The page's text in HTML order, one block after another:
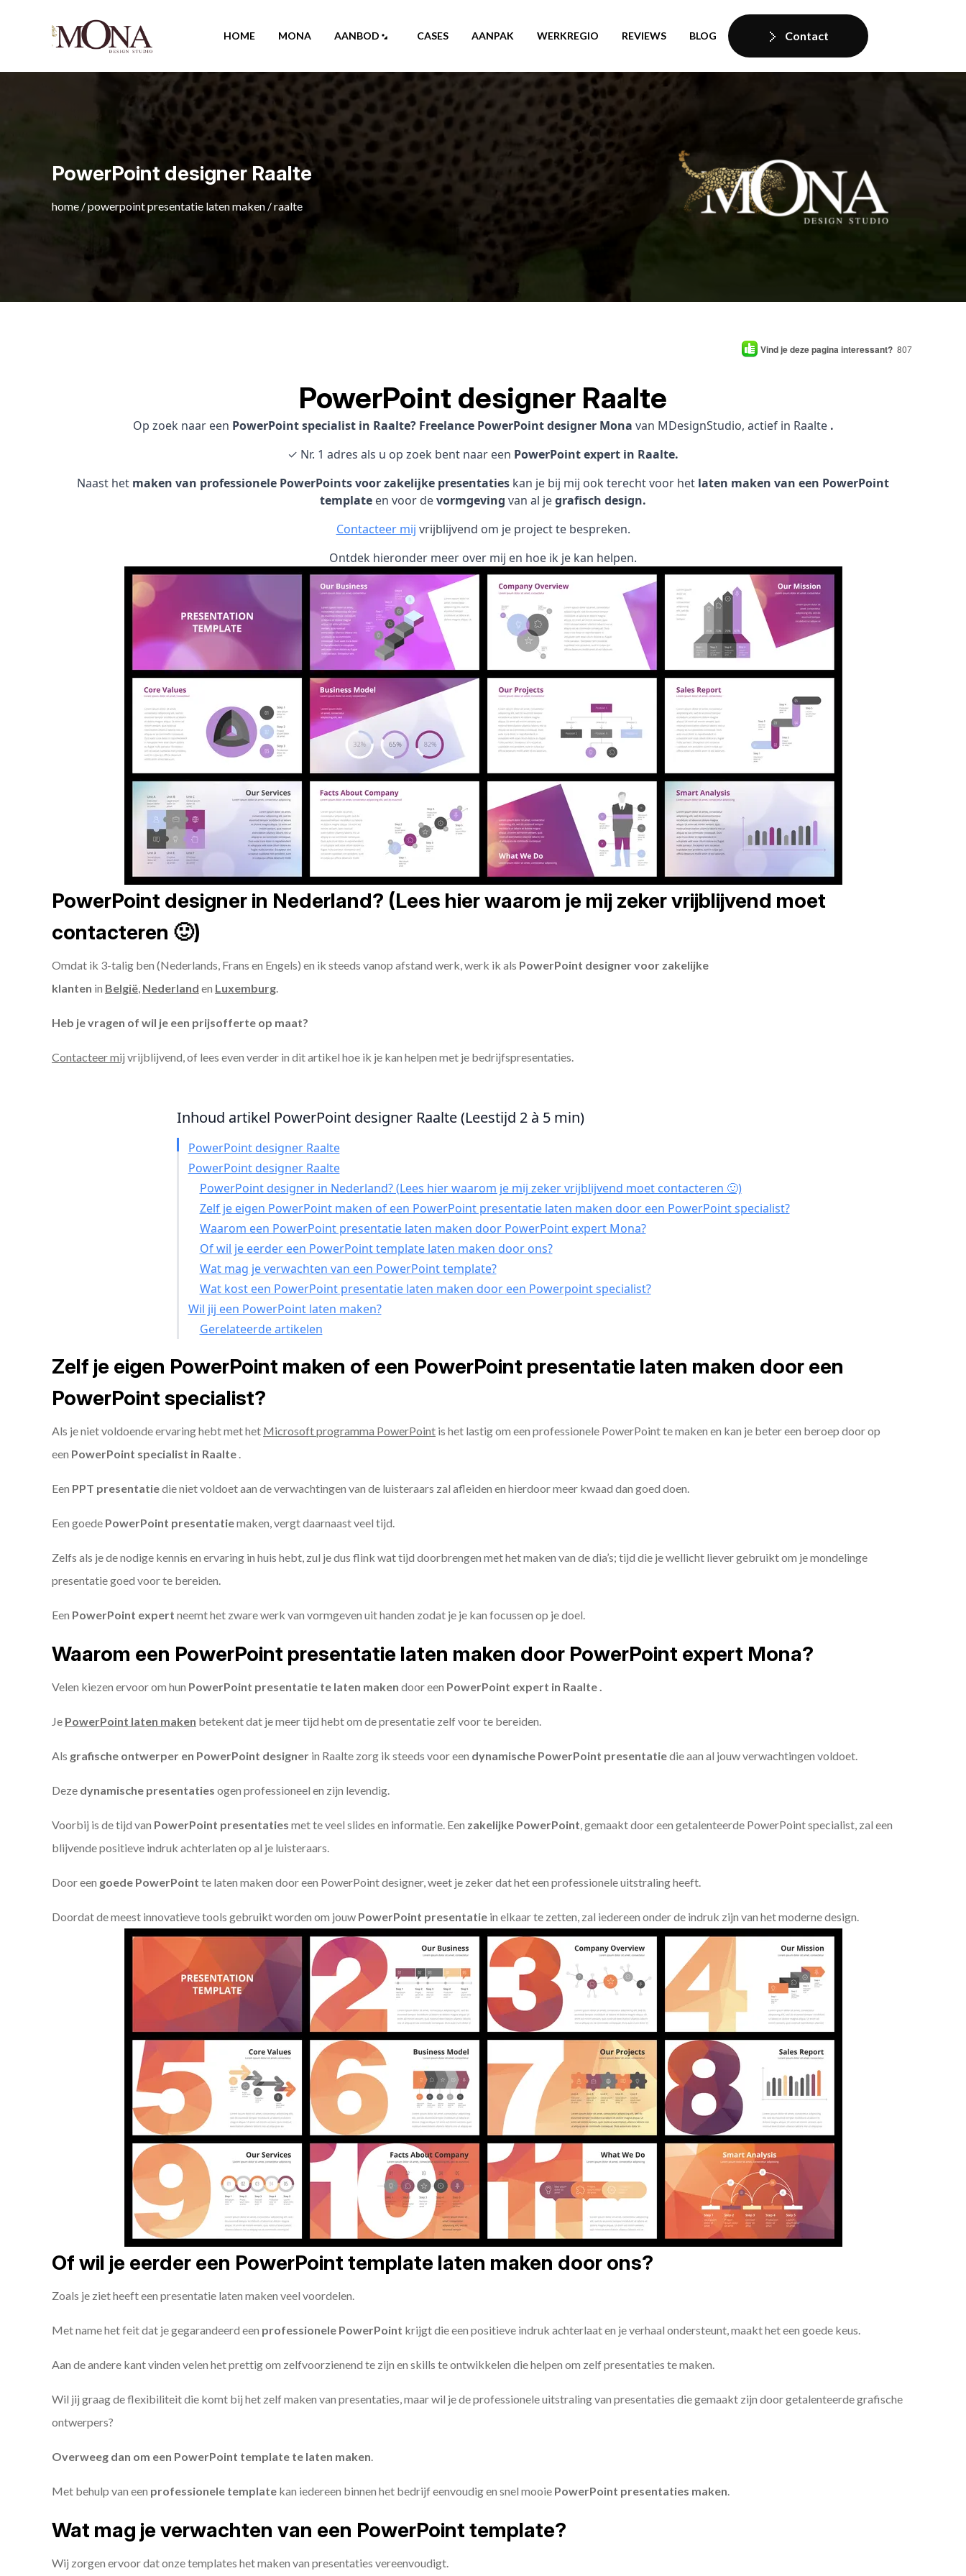
HOME MONA AANBOD CASES AANPAK WERKREGIO REVIEWS BLOG Contact
PowerPoint designer Raalte
home/powerpoint presentatie laten maken /raalte
Vind je deze pagina interessant? 807
PowerPoint designer Raalte
Op zoek naar een PowerPoint specialist in Raalte? Freelance PowerPoint designer Mona van MDesignStudio, actief in Raalte .
✓ Nr. 1 adres als u op zoek bent naar een PowerPoint expert in Raalte.
Naast het maken van professionele PowerPoints voor zakelijke presentaties kan je bij mij ook terecht voor het laten maken van een PowerPoint
template en voor devormgeving van al jegrafisch design.
Contacteer mij vrijblijvend om je project te bespreken.
Ontdek hieronder meer over mij en hoe ik je kan helpen.
PowerPoint designer in Nederland? (Lees hier waarom je mij zeker vrijblijvend moet
contacteren 🙂)
Omdat ik 3-talig ben (Nederlands, Frans en Engels) en ik steeds vanop afstand werk, werk ik als PowerPoint designer voor zakelijke
klanten in België, Nederland en Luxemburg.
Heb je vragen of wil je een prijsofferte op maat?
Contacteer mij vrijblijvend, of lees even verder in dit artikel hoe ik je kan helpen met je bedrijfspresentaties.
Inhoud artikel PowerPoint designer Raalte (Leestijd 2 à 5 min)
PowerPoint designer Raalte
PowerPoint designer Raalte
PowerPoint designer in Nederland? (Lees hier waarom je mij zeker vrijblijvend moet contacteren 🙂)
Zelf je eigen PowerPoint maken of een PowerPoint presentatie laten maken door een PowerPoint specialist?
Waarom een PowerPoint presentatie laten maken door PowerPoint expert Mona?
Of wil je eerder een PowerPoint template laten maken door ons?
Wat mag je verwachten van een PowerPoint template?
Wat kost een PowerPoint presentatie laten maken door een Powerpoint specialist?
Wil jij een PowerPoint laten maken?
Gerelateerde artikelen
Zelf je eigen PowerPoint maken of een PowerPoint presentatie laten maken door een
PowerPoint specialist?
Als je niet voldoende ervaring hebt met het Microsoft programma PowerPoint is het lastig om een professionele PowerPoint te maken en kan je beter een beroep door op
een PowerPoint specialist in Raalte .
Een PPT presentatiedie niet voldoet aan de verwachtingen van de luisteraars zal afleiden en hierdoor meer kwaad dan goed doen.
Een goede PowerPoint presentatiemaken, vergt daarnaast veel tijd.
Zelfs als je de nodige kennis en ervaring in huis hebt, zul je dus flink wat tijd doorbrengen met het maken van de dia’s; tijd die je wellicht liever gebruikt om je mondelinge
presentatie goed voor te bereiden.
Een PowerPoint expert neemt het zware werk van vormgeven uit handen zodat je je kan focussen op je doel.
Waarom een PowerPoint presentatie laten maken door PowerPoint expert Mona?
Velen kiezen ervoor om hun PowerPoint presentatie te laten maken door een PowerPoint expert in Raalte .
Je PowerPoint laten maken betekent dat je meer tijd hebt om de presentatie zelf voor te bereiden.
Als grafische ontwerper en PowerPoint designer in Raalte zorg ik steeds voor een dynamische PowerPoint presentatiedie aan al jouw verwachtingen voldoet.
Deze dynamische presentaties ogen professioneel en zijn levendig.
Voorbij is de tijd van PowerPoint presentaties met te veel slides en informatie. Een zakelijke PowerPoint, gemaakt door een getalenteerde PowerPoint specialist, zal een
blijvende positieve indruk achterlaten op al je luisteraars.
Door een goede PowerPoint te laten maken door een PowerPoint designer, weet je zeker dat het een professionele uitstraling heeft.
Doordat de meest innovatieve tools gebruikt worden om jouw PowerPoint presentatie in elkaar te zetten, zal iedereen onder de indruk zijn van het moderne design.
Of wil je eerder een PowerPoint template laten maken door ons?
Zoals je ziet heeft een presentatie laten maken veel voordelen.
Met name het feit dat je gegarandeerd een professionele PowerPoint krijgt die een positieve indruk achterlaat en je verhaal ondersteunt, maakt het een goede keus.
Aan de andere kant vinden velen het prettig om zelfvoorzienend te zijn en skills te ontwikkelen die helpen om zelf presentaties te maken.
Wil jij graag de flexibiliteit die komt bij het zelf maken van presentaties, maar wil je de professionele uitstraling van presentaties die gemaakt zijn door getalenteerde grafische
ontwerpers?
Overweeg dan om een PowerPoint template te laten maken.
Met behulp van een professionele template kan iedereen binnen het bedrijf eenvoudig en snel mooie PowerPoint presentaties maken.
Wat mag je verwachten van een PowerPoint template?
Wij zorgen ervoor dat onze templates het maken van presentaties vereenvoudigt.